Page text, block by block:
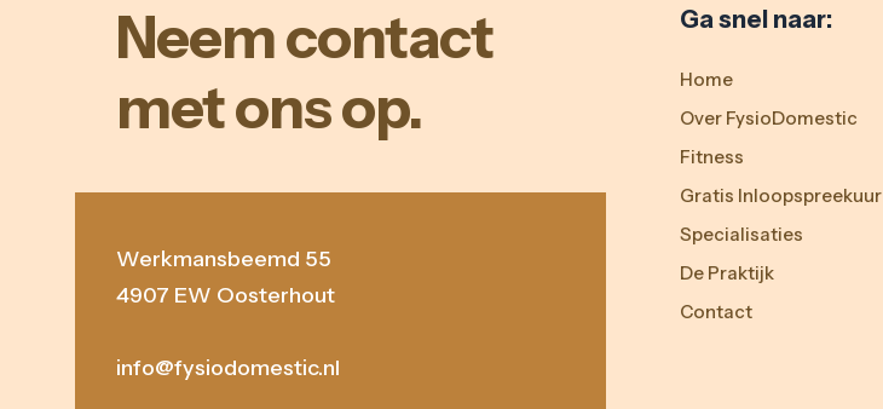
Neem contact
met ons op.
Werkmansbeemd 55
4907 EW Oosterhout
info@fysiodomestic.nl
Ga snel naar:
Home
Over FysioDomestic
Fitness
Gratis Inloopspreekuur
Specialisaties
De Praktijk
Contact